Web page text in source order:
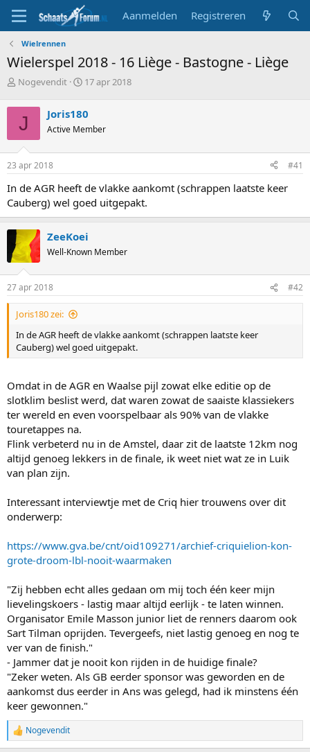
Aanmelden Registreren
Wielrennen
Wielerspel 2018 - 16 Liège - Bastogne - Liège
T
p
c
s
t
a
t
e
r
Nogevendit
S
r
t
a
m
17 apr 2018
J Joris180
Active Member
23 apr 2018 #41
In de AGR heeft de vlakke aankomt (schrappen laatste keer
Cauberg) wel goed uitgepakt.
ZeeKoei
Well-Known Member
27 apr 2018 #42
Joris180 zei:
In de AGR heeft de vlakke aankomt (schrappen laatste keer
Cauberg) wel goed uitgepakt.
Omdat in de AGR en Waalse pijl zowat elke editie op de
slotklim beslist werd, dat waren zowat de saaiste klassiekers
ter wereld en even voorspelbaar als 90% van de vlakke
touretappes na.
Flink verbeterd nu in de Amstel, daar zit de laatste 12km nog
altijd genoeg lekkers in de finale, ik weet niet wat ze in Luik
van plan zijn.
Interessant interviewtje met de Criq hier trouwens over dit
onderwerp:
https://www.gva.be/cnt/oid109271/archief-criquielion-kon-
grote-droom-lbl-nooit-waarmaken
"Zij hebben echt alles gedaan om mij toch één keer mijn
lievelingskoers - lastig maar altijd eerlijk - te laten winnen.
Organisator Emile Masson junior liet de renners daarom ook
Sart Tilman oprijden. Tevergeefs, niet lastig genoeg en nog te
ver van de finish."
- Jammer dat je nooit kon rijden in de huidige finale?
"Zeker weten. Als GB eerder sponsor was geworden en de
aankomst dus eerder in Ans was gelegd, had ik minstens één
keer gewonnen."
R
e
Nogevendit